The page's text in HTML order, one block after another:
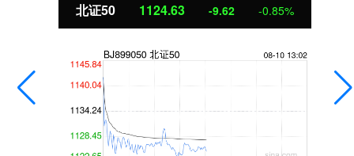
北证50 1124.64 -9.61 -0.85%